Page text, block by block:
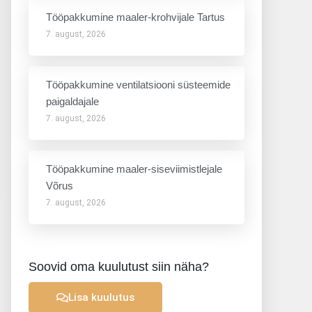
Tööpakkumine maaler-krohvijale Tartus
7. august, 2026
Tööpakkumine ventilatsiooni süsteemide
paigaldajale
7. august, 2026
Tööpakkumine maaler-siseviimistlejale
Võrus
7. august, 2026
Soovid oma kuulutust siin näha?
Lisa kuulutus